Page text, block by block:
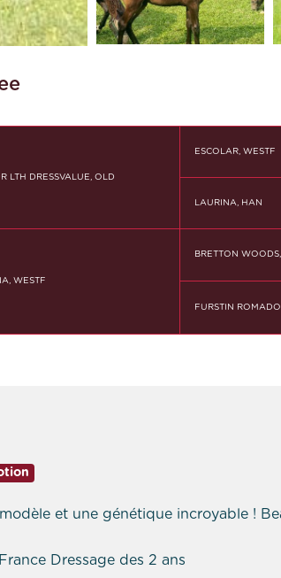
LTH DRESSVALUE, OLD
ESCOLAR, WESTF
LAURINA, HAN
WESTF
BRETTON
FURSTIN
et une génétique incroyable !
Dressage des 2 ans